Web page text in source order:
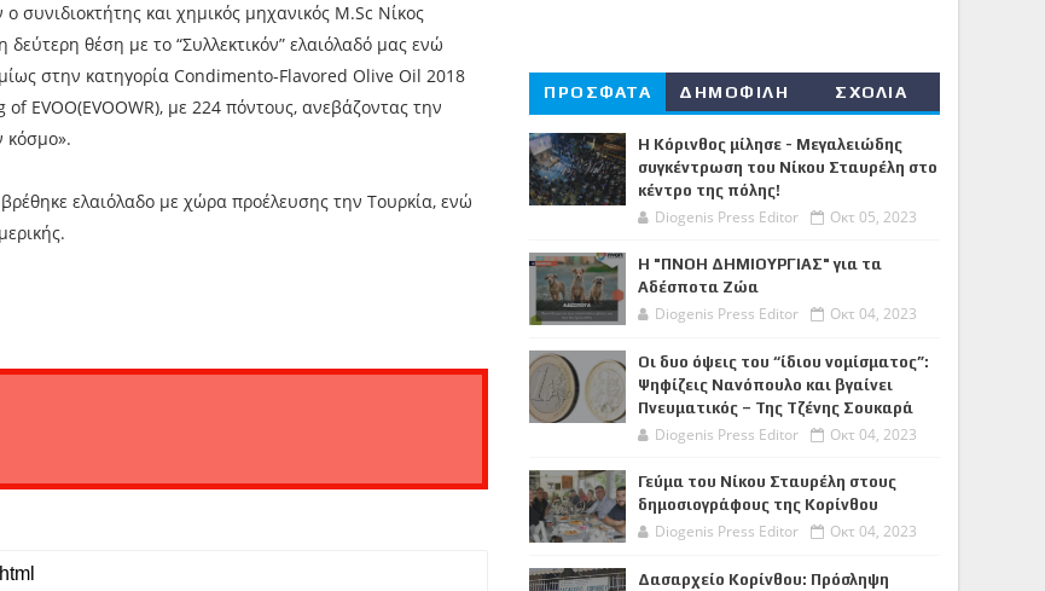
συνιδιοκτήτης και χημικός μηχανικός M.Sc Νίκος
θέση με το “Συλλεκτικόν” ελαιόλαδό μας ενώ
στην κατηγορία Condimento-Flavored Olive Oil 2018
EVOO(EVOOWR), με 224 πόντους, ανεβάζοντας την
κόσμο».
ελαιόλαδο με χώρα προέλευσης την Τουρκία, ενώ
ΠΡΟΣΦΑΤΑ ΔΗΜΟΦΙΛΗ ΣΧΟΛΙΑ
Η Κόρινθος μίλησε - Μεγαλειώδης
συγκέντρωση του Νίκου Σταυρέλη στο
κέντρο της πόλης!
Diogenis Press Editor Οκτ 05, 2023
Η "ΠΝΟΗ ΔΗΜΙΟΥΡΓΙΑΣ" για τα
Αδέσποτα Ζώα
Diogenis Press Editor Οκτ 04, 2023
Οι δυο όψεις του “ίδιου νομίσματος”:
Ψηφίζεις Νανόπουλο και βγαίνει
Πνευματικός – Της Τζένης Σουκαρά
Diogenis Press Editor Οκτ 04, 2023
Γεύμα του Νίκου Σταυρέλη στους
δημοσιογράφους της Κορίνθου
Diogenis Press Editor Οκτ 04, 2023
Δασαρχείο Κορίνθου: Πρόσληψη